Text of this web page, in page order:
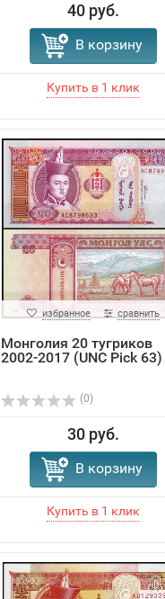
40 руб.
В корзину
избранное сравнить
Монголия 20 тугриков
2002-2017 (UNC Pick 63)
(0)
30 руб.
В корзину